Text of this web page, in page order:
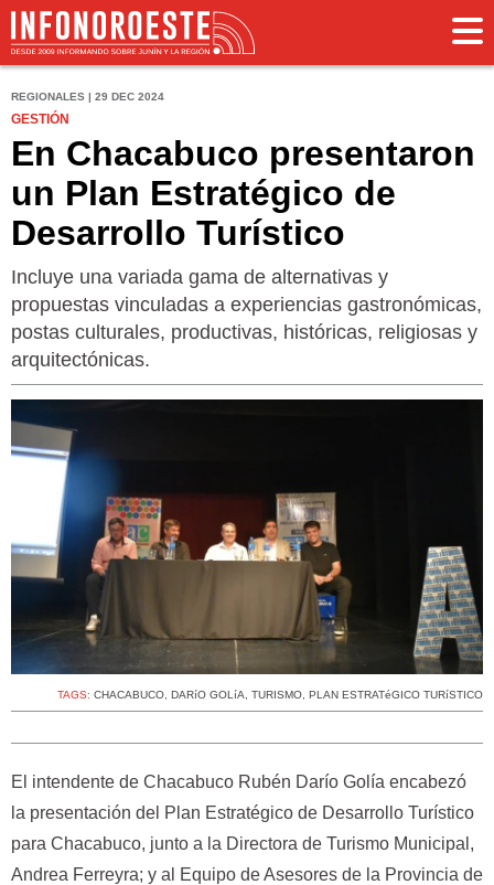
REGIONALES | 29 DEC 2024
GESTIÓN
En Chacabuco presentaron
un Plan Estratégico de
Desarrollo Turístico
Incluye una variada gama de alternativas y
propuestas vinculadas a experiencias gastronómicas,
postas culturales, productivas, históricas, religiosas y
arquitectónicas.
TAGS: CHACABUCO, DARíO GOLíA, TURISMO, PLAN ESTRATéGICO TURíSTICO
El intendente de Chacabuco Rubén Darío Golía encabezó
la presentación del Plan Estratégico de Desarrollo Turístico
para Chacabuco, junto a la Directora de Turismo Municipal,
Andrea Ferreyra; y al Equipo de Asesores de la Provincia de